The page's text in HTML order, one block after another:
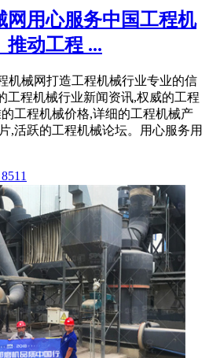
网用心服务中国工程机
推动工程 ...
机械网打造工程机械行业专业的信
工程机械行业新闻资讯,权威的工程
工程机械价格,详细的工程机械产
,活跃的工程机械论坛。用心服务用